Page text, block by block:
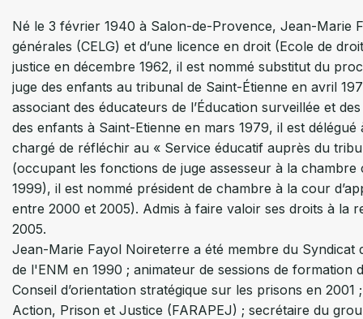
Né le 3 février 1940 à Salon-de-Provence, Jean-Marie
générales (CELG) et d’une licence en droit (Ecole de
justice en décembre 1962, il est nommé substitut du
juge des enfants au tribunal de Saint-Étienne en avril
associant des éducateurs de l’Éducation surveillée et
des enfants à Saint-Etienne en mars 1979, il est
chargé de réfléchir au « Service éducatif auprès du
(occupant les fonctions de juge assesseur à la
1999), il est nommé président de chambre à la cour
entre 2000 et 2005). Admis à faire valoir ses droits à la
2005.
Jean-Marie Fayol Noireterre a été membre du Syndicat
de l'ENM en 1990 ; animateur de sessions de formation
Conseil d’orientation stratégique sur les prisons en
Action, Prison et Justice (FARAPEJ) ; secrétaire du